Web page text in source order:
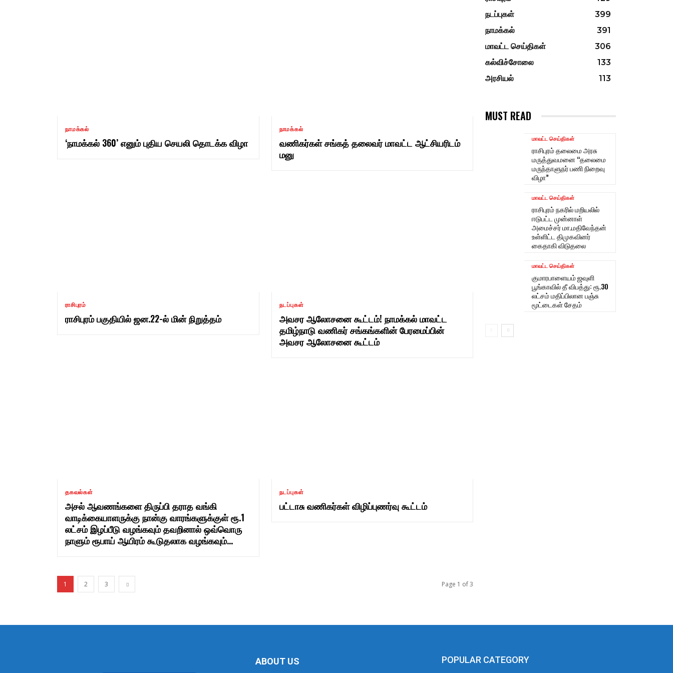
நாமக்கல்
‘நாமக்கல் 360’ எனும் புதிய செயலி தொடக்க விழா
நாமக்கல்
வணிகர்கள் சங்கத் தலைவர் மாவட்ட ஆட்சியரிடம்
மனு
ராசிபுரம்
ராசிபுரம் பகுதியில் ஜன.22-ல் மின் நிறுத்தம்
நடப்புகள்
அவசர ஆலோசனை கூட்டம்! நாமக்கல் மாவட்ட
தமிழ்நாடு வணிகர் சங்கங்களின் பேரமைப்பின்
அவசர ஆலோசனை கூட்டம்
தகவல்கள்
அசல் ஆவணங்களை திருப்பி தராத வங்கி
வாடிக்கையாளருக்கு நான்கு வாரங்களுக்குள் ரூ.1
லட்சம் இழப்பீடு வழங்கவும் தவறினால் ஒவ்வொரு
நாளும் ரூபாய் ஆயிரம் கூடுதலாக வழங்கவும்...
நடப்புகள்
பட்டாசு வணிகர்கள் விழிப்புணர்வு கூட்டம்
1 2 3 Page 1 of 3
நடப்புகள்
399
நாமக்கல்
391
மாவட்ட செய்திகள்
306
கல்விச்சோலை
133
அரசியல்
113
MUST READ
மாவட்ட செய்திகள்
ராசிபுரம் தலைமை அரசு
மருத்துவமனை “தலைமை
மருந்தாளுநர் பணி நிறைவு
விழா”
மாவட்ட செய்திகள்
ராசிபுரம் நகரில் மறியலில்
ஈடுபட்ட முன்னாள்
அமைச்சர் மா.மதிவேந்தன்
உள்ளிட்ட திமுகவினர்
கைதாகி விடுதலை
மாவட்ட செய்திகள்
குமாரபாளையம் ஜவுளி
பூங்காவில் தீ விபத்து: ரூ.30
லட்சம் மதிப்பிலான பஞ்சு
மூட்டைகள் சேதம்
ABOUT US POPULAR CATEGORY